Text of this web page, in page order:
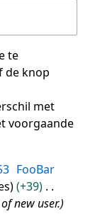
te
de knop
met
voorgaande
FooBar
+39
new user.